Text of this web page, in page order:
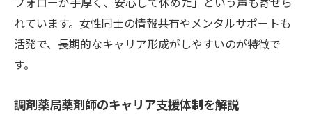
れています。女性同士の情報共有やメンタルサポートも
活発で、長期的なキャリア形成がしやすいのが特徴で
す。
調剤薬局薬剤師のキャリア支援体制を解説